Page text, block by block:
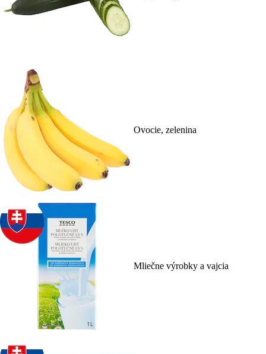
Ovocie, zelenina
Mliečne výrobky a vajcia